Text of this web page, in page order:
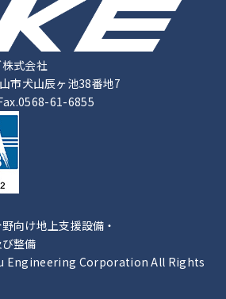
式会社
市犬山辰ヶ池38番地7
61-6855
向け地上支援設備・
整備
Engineering Corporation All Rights